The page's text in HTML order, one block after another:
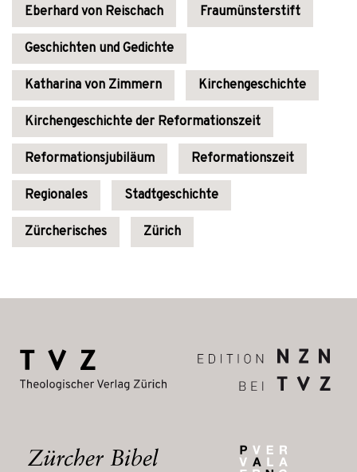
Eberhard von Reischach Fraumünsterstift
Geschichten und Gedichte
Katharina von Zimmern Kirchengeschichte
Kirchengeschichte der Reformationszeit
Reformationsjubiläum Reformationszeit
Regionales Stadtgeschichte
Zürcherisches Zürich